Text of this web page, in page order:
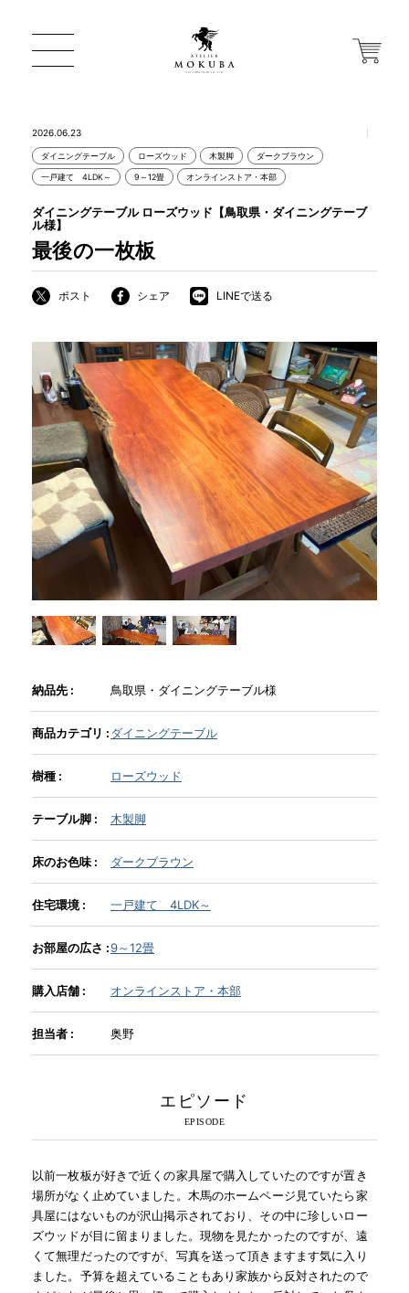
ONLINE STORE
一枚板 ATELIER MOKUBA HOME
MOKUBA について
商品情報
直営店
イベント
WEBカタログ
全商品一覧
新入荷情報
納品事例
INFORMATION
MOKUBA CHANNEL
よくあるご質問
お問い合わせ
2026.06.23
ダイニングテーブル ローズウッド 木製脚 ダークブラウン
一戸建て 4LDK～ 9～12畳 オンラインストア・本部
最後の一枚板
ダイニングテーブル ローズウッド【鳥取県・ダイニングテーブ
ル様】
ポスト シェア LINEで送る
納品先 : 鳥取県・ダイニングテーブル様
商品カテゴリ :ダイニングテーブル
樹種 : ローズウッド
テーブル脚 : 木製脚
床のお色味 : ダークブラウン
住宅環境 : 一戸建て 4LDK～
お部屋の広さ :9～12畳
購入店舗 : オンラインストア・本部
担当者 : 奥野
エピソード
以前一枚板が好きで近くの家具屋で購入していたのですが置き
場所がなく止めていました。木馬のホームページ見ていたら家
具屋にはないものが沢山掲示されており、その中に珍しいロー
ズウッドが目に留まりました。現物を見たかったのですが、遠
くて無理だったのですが、写真を送って頂きますます気に入り
ました。予算を超えていることもあり家族から反対されたので